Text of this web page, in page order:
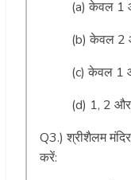
(a) केवल 1
(b) केवल 2
(c) केवल 1
(d) 1, 2
Q3.) श्रीशैलम
करें: